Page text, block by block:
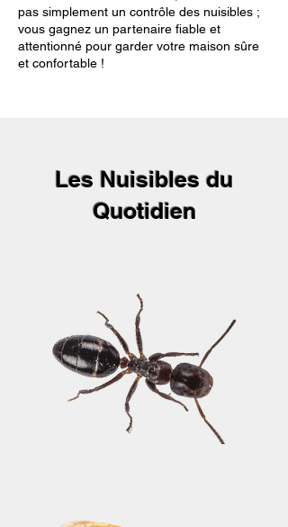
pas simplement un contrôle des nuisibles ;
vous gagnez un partenaire fiable et
attentionné pour garder votre maison sûre
et confortable !
Les Nuisibles du
Quotidien